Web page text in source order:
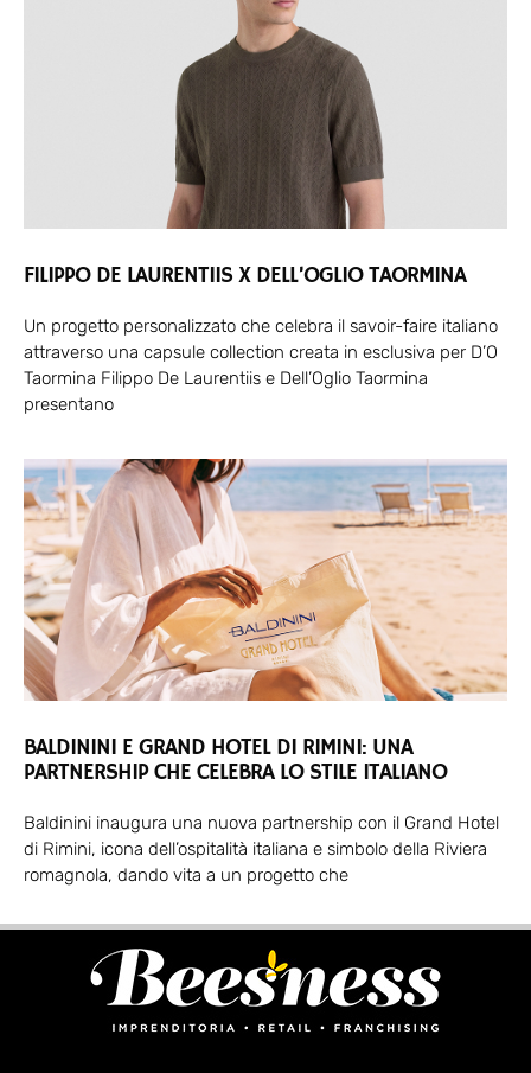
FILIPPO DE LAURENTIIS X DELL’OGLIO TAORMINA
Un progetto personalizzato che celebra il savoir-faire italiano
attraverso una capsule collection creata in esclusiva per D’O
Taormina Filippo De Laurentiis e Dell’Oglio Taormina
presentano
BALDININI E GRAND HOTEL DI RIMINI: UNA
PARTNERSHIP CHE CELEBRA LO STILE ITALIANO
Baldinini inaugura una nuova partnership con il Grand Hotel
di Rimini, icona dell’ospitalità italiana e simbolo della Riviera
romagnola, dando vita a un progetto che